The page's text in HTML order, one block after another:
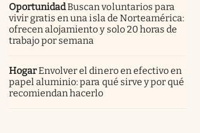
OportunidadBuscan voluntarios para
vivir gratis en una isla de Norteamérica:
ofrecen alojamiento y solo 20 horas de
trabajo por semana
HogarEnvolver el dinero en efectivo en
papel aluminio: para qué sirve y por qué
recomiendan hacerlo